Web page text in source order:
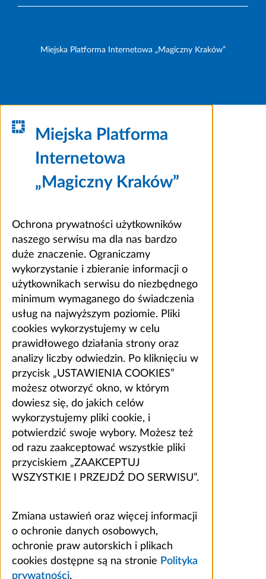
Miejska Platforma Internetowa „Magiczny Kraków”
Miejska Platforma
Internetowa
„Magiczny Kraków”
Ochrona prywatności użytkowników
naszego serwisu ma dla nas bardzo
duże znaczenie. Ograniczamy
wykorzystanie i zbieranie informacji o
użytkownikach serwisu do niezbędnego
minimum wymaganego do świadczenia
usług na najwyższym poziomie. Pliki
cookies wykorzystujemy w celu
prawidłowego działania strony oraz
analizy liczby odwiedzin. Po kliknięciu w
przycisk „USTAWIENIA COOKIES”
możesz otworzyć okno, w którym
dowiesz się, do jakich celów
wykorzystujemy pliki cookie, i
potwierdzić swoje wybory. Możesz też
od razu zaakceptować wszystkie pliki
przyciskiem „ZAAKCEPTUJ
WSZYSTKIE I PRZEJDŹ DO SERWISU”.
Zmiana ustawień oraz więcej informacji
o ochronie danych osobowych,
ochronie praw autorskich i plikach
cookies dostępne są na stronie Polityka
prywatności.